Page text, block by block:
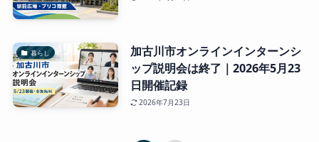
暮らし
加古川市オンラインインターンシ
ップ説明会は終了｜2026年5月23
日開催記録
2026年7月23日